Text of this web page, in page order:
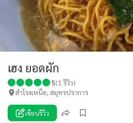
เฮง ยอดผัก
5(1 รีวิว)
สำโรงเหนือ, สมุทรปราการ
เขียนรีวิว